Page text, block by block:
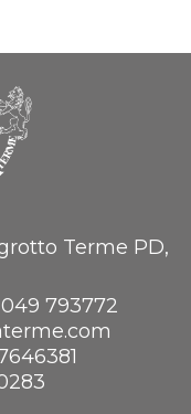
Terme PD,
793772